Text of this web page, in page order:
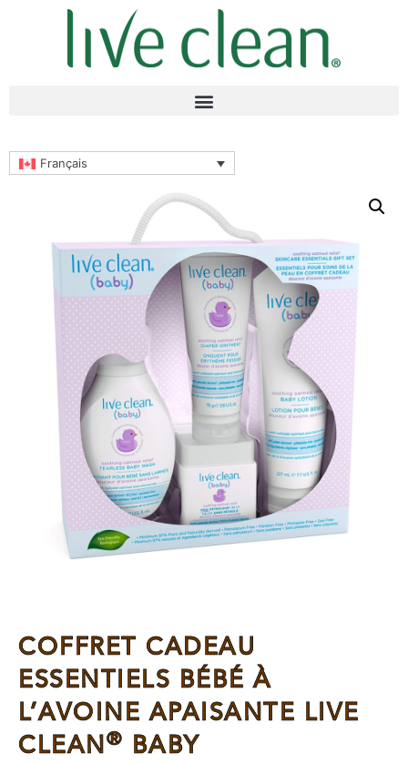
Français
COFFRET CADEAU
ESSENTIELS BÉBÉ À
L’AVOINE APAISANTE LIVE
CLEAN® BABY